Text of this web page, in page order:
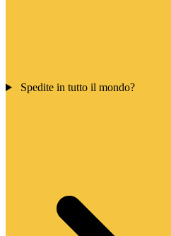
Spedite in tutto il mondo?